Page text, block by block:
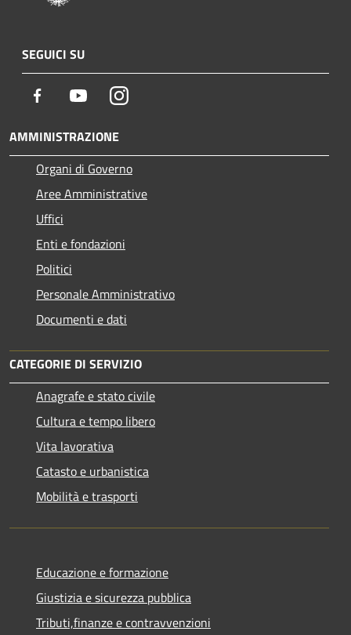
SEGUICI SU
Facebook YoutubeInstagram
AMMINISTRAZIONE
Organi di Governo
Aree Amministrative
Uffici
Enti e fondazioni
Politici
Personale Amministrativo
Documenti e dati
CATEGORIE DI SERVIZIO
Anagrafe e stato civile
Cultura e tempo libero
Vita lavorativa
Catasto e urbanistica
Mobilità e trasporti
Educazione e formazione
Giustizia e sicurezza pubblica
Tributi,finanze e contravvenzioni